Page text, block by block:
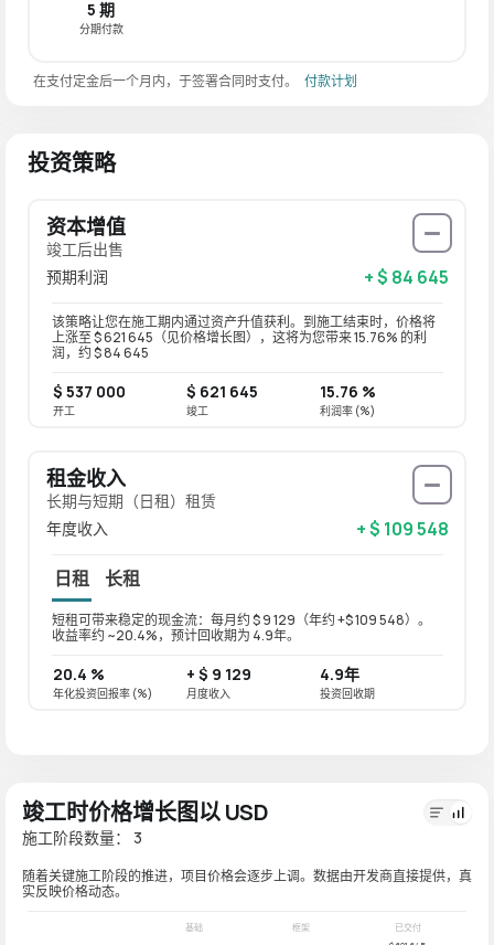
5 期
分期付款
在支付定金后一个月内，于签署合同时支付。 付款计划
投资策略
资本增值
竣工后出售
预期利润
+ $ 84 645
该策略让您在施工期内通过资产升值获利。到施工结束时，价格将
上涨至 $ 621 645（见价格增长图），这将为您带来 15.76% 的利
润，约 $ 84 645
$ 537 000
开工
$ 621 645
竣工
15.76 %
利润率 (%)
租金收入
长期与短期（日租）租赁
年度收入
+ $ 109 548
日租 长租
短租可带来稳定的现金流：每月约 $ 9 129（年约 +$ 109 548）。
收益率约 ~20.4%，预计回收期为 4.9年。
20.4 %
年化投资回报率 (%)
+ $ 9 129
月度收入
4.9年
投资回收期
竣工时价格增长图以 USD
施工阶段数量： 3
随着关键施工阶段的推进，项目价格会逐步上调。数据由开发商直接提供，真
实反映价格动态。